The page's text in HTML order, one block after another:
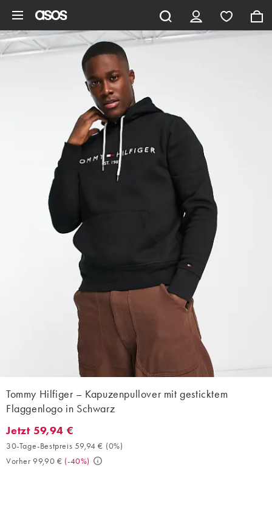
Tommy Hilfiger – Kapuzenpullover mit gesticktem
Flaggenlogo in Schwarz
Jetzt 59,94 €. 30-Tage-Bestpreis 59,94 € (0%). Vorher 99,90 €.
Jetzt 59,94 €
30-Tage-Bestpreis 59,94 € (0%)
Vorher 99,90 € (-40%)